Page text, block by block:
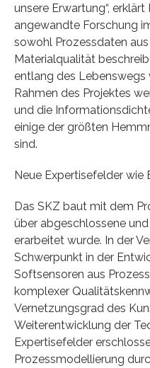
unsere Erwartung“,
angewandte Forschung
sowohl Prozessdaten
Materialqualität
entlang des Lebenswegs
Rahmen des Projektes
und die
einige der größten
sind.
Neue Expertisefelder wie
Das SKZ baut mit dem
über abgeschlossene
erarbeitet wurde. In der
Schwerpunkt in der
Softsensoren aus
komplexer
Vernetzungsgrad des
Weiterentwicklung der
Expertisefelder
Prozessmodellierung